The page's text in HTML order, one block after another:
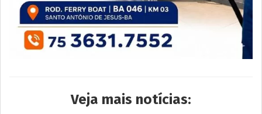
Veja mais notícias: